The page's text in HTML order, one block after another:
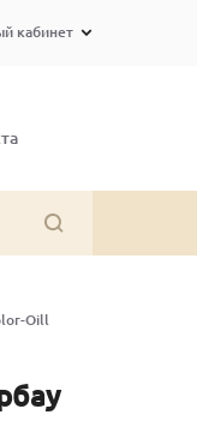
кабинет
Oill